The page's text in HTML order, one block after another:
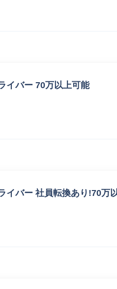
イバー 70万以上可能
イバー 社員転換あり!70万